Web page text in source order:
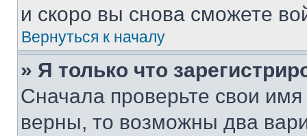
и скоро вы снова сможете
Вернуться к началу
» Я только что
Сначала проверьте свои
верны, то возможны два